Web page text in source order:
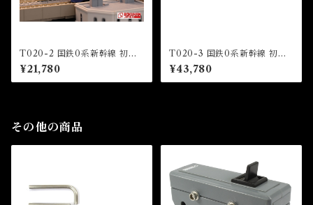
T020-2 国鉄0系新幹線 初期
型「ひかり」4両基本セット (J
NR Series 0 shinkansen HI
KARI” 4 Cars Basic Set)
¥21,780
T020-3 国鉄0系新幹線 初期
型「ひかり」8両増結セット (J
NR Series 0 shinkansen HI
KARI” 8 Cars Extension Se
¥43,780
その他の商品